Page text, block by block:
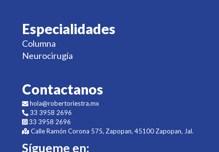
Especialidades
Columna
Neurocirugía
Contactanos
hola@robertoriestra.mx
33 3958 2696
33 3958 2696
Calle Ramón Corona 575, Zapopan, 45100 Zapopan, Jal.
Sígueme en: